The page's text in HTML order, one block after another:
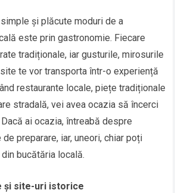
și plăcute moduri de a
este prin gastronomie. Fiecare
tradiționale, iar gusturile, mirosurile
te vor transporta într-o experiență
restaurante locale, piețe tradiționale
stradală, vei avea ocazia să încerci
ai ocazia, întreabă despre
preparare, iar, uneori, chiar poți
bucătăria locală.
și site-uri istorice